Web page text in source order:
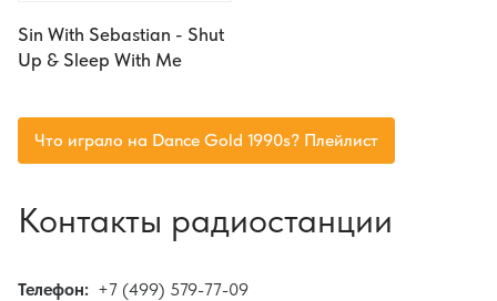
Sin With Sebastian - Shut
Up & Sleep With Me
Что играло на Dance Gold 1990s? Плейлист
Контакты радиостанции
Телефон: +7 (499) 579-77-09